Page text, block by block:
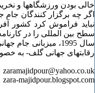
خالی بودن ورزشگاهها و
نباید فراموش کرد کشور
سطح بین المللی را در
رقابتهای جهانی گلف- به
zaramajidpour@yahoo.co.uk
zara-majidpour.blogspot.com